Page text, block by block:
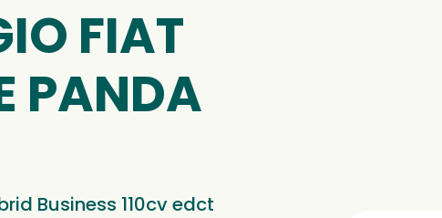
FIAT
PANDA
Business 110cv edct